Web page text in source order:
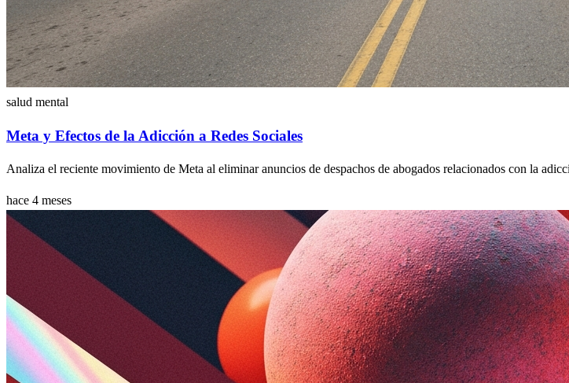
salud mental
Meta y Efectos de la Adicción a Redes Sociales
Analiza el reciente movimiento de Meta al eliminar anuncios de despachos de abogados relacionados con la
hace 4 meses